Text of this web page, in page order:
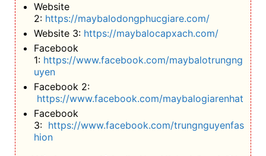
Website
2: https://maybalodongphucgiare.com/
Website 3: https://maybalocapxach.com/
Facebook
1: https://www.facebook.com/maybalotrungng
uyen
Facebook 2:
https://www.facebook.com/maybalogiarenhat
Facebook
3: https://www.facebook.com/trungnguyenfas
hion